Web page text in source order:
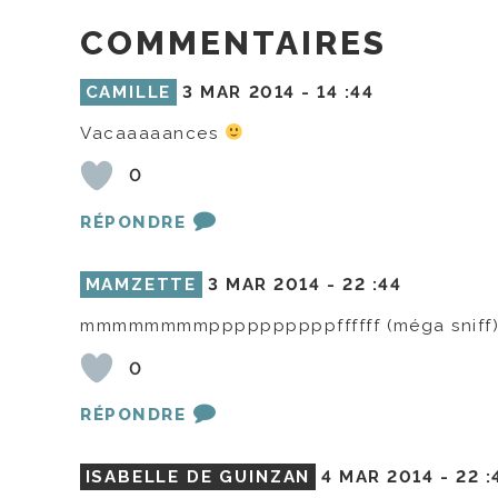
COMMENTAIRES
CAMILLE 3 MAR 2014 -14 :44
Vacaaaaances
0
RÉPONDRE
MAMZETTE 3 MAR 2014 - 22 :44
mmmmmmmmppppppppppffffff (méga
0
RÉPONDRE
ISABELLE DE GUINZAN 4 MAR 2014 -22